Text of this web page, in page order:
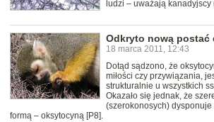
ludzi – uważają kanadyjscy
Odkryto nową postać
18 marca 2011, 12:43
Dotąd sądzono, że
miłości czy przywiązania,
strukturalnie u wszystkich
Okazało się jednak, że
(szerokonosych)
formą – oksytocyną [P8].